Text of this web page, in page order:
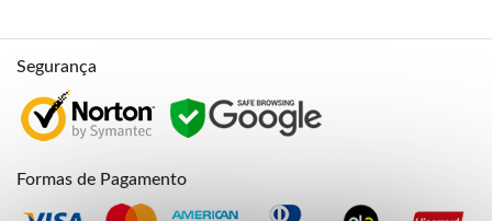
Segurança
Formas de Pagamento